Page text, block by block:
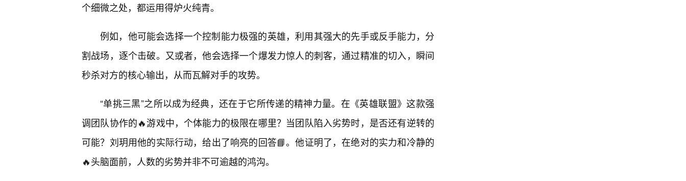
个细微之处，都运用得炉火纯青。
例如，他可能会选择一个控制能力极强的英雄，利用其强大的先手或反手能力，分
割战场，逐个击破。又或者，他会选择一个爆发力惊人的刺客，通过精准的切入，瞬间
秒杀对方的核心输出，从而瓦解对手的攻势。
“单挑三黑”之所以成为经典，还在于它所传递的精神力量。在《英雄联盟》这款强
调团队协作的🔥游戏中，个体能力的极限在哪里？当团队陷入劣势时，是否还有逆转的
可能？刘玥用他的实际行动，给出了响亮的回答📘。他证明了，在绝对的实力和冷静的
🔥头脑面前，人数的劣势并非不可逾越的鸿沟。